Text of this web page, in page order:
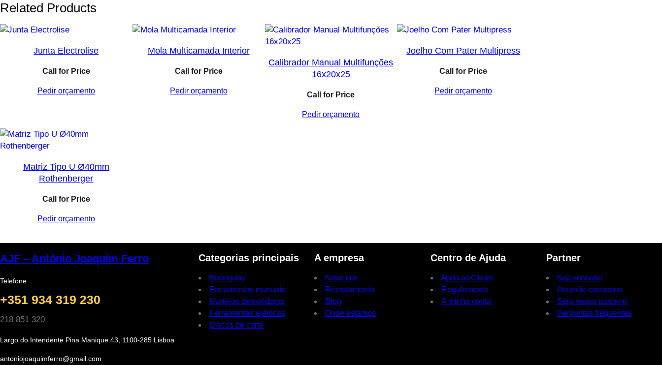
Related Products
Junta Electrolise
Call for Price
Pedir orçamento
Mola Multicamada Interior
Call for Price
Pedir orçamento
Calibrador Manual Multifunções
16x20x25
Call for Price
Pedir orçamento
Joelho Com Pater Multipress
Call for Price
Pedir orçamento
Matriz Tipo U Ø40mm
Rothenberger
Call for Price
Pedir orçamento
AJF – António Joaquim Ferro
Telefone
+351 934 319 230
218 851 320
Largo do Intendente Pina Manique 43, 1100-285 Lisboa
antoniojoaquimferro@gmail.com
Categorias principais
Berbequins
Ferramentas manuais
Martelos demolidores
Ferramentas elétricas
Discos de corte
A empresa
Sobre nós
Recrutamento
Blog
Onde estamos
Centro de Ajuda
Apoio ao Cliente
Regulamento
A minha conta
Partner
Seja vendedor
Anuncie connosco
Seja nosso parceiro
Perguntas frequentes